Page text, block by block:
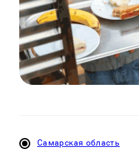
Самарская область